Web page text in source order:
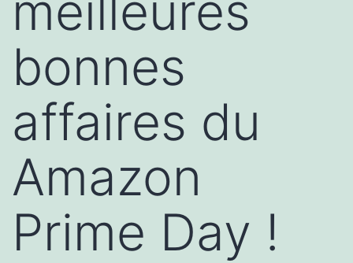
bonnes
affaires du
Amazon
Prime Day !